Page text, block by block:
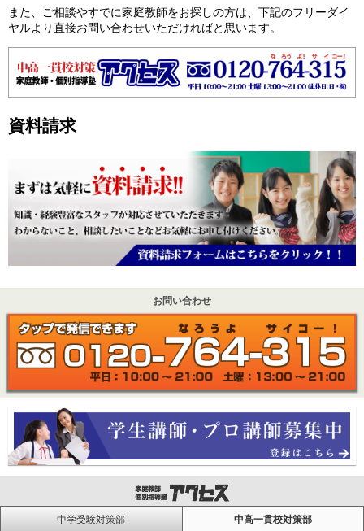
また、ご相談やすでに家庭教師をお探しの方は、下記のフリーダイ
ヤルより直接お問い合わせいただければと思います。
資料請求
お問い合わせ
中学受験対策部 中高一貫校対策部